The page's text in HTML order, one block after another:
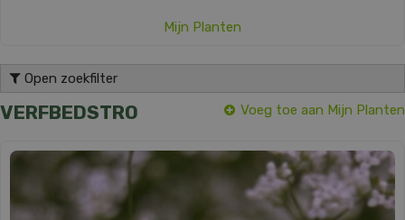
Mijn Planten
Open zoekfilter
VERFBEDSTRO Voeg toe aan Mijn Planten